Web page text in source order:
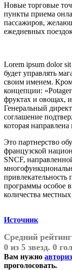
Новые торговые
пункты приема
пассажиров,
ежедневных
Lorem ipsum dolor
будет управлять
своим именем.
концепции:
фруктах и овощах,
Генеральный
соглашение
которая
Это партнерство
французской
SNCF,
привлекательность
программы особое
количества
Источник
Средний рейтинг
0 из 5 звезд. 0
Вам нужно
проголосовать.